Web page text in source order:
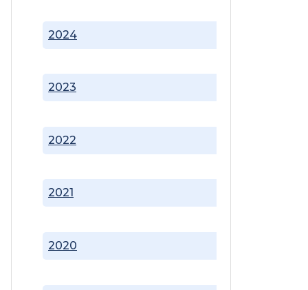
2020
2021
2022
2023
2024